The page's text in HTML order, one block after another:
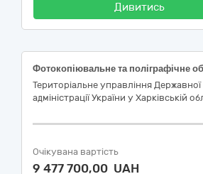
Дивитись
Територіальне управління Державної
адміністрації України у Харківській
Очікувана вартість
9 477 700,00 UAH